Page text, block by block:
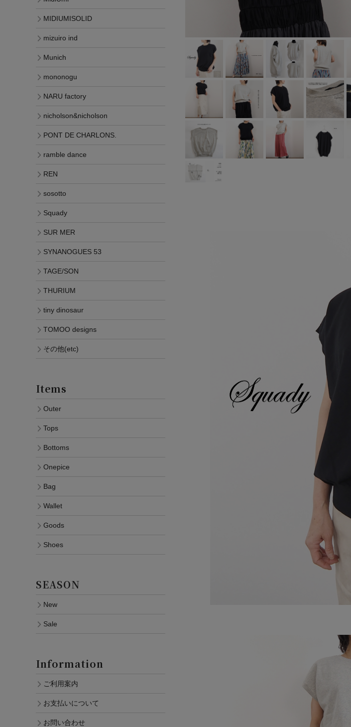
MARECHAL
TERRE
MidiUmi
MIDIUMISOL
ID
mizuiro ind
mononogu
Munic
sosotto
Squady
SUR MER
SYNANOGUE
S 53
TAGE/SON
THURIUM
tiny dinosaur
TOMOO
designs
その他(etc)
MIDIUMISOLID
mizuiro ind
Munich
mononogu
NARU factory
nicholson&nicholson
PONT DE CHARLONS.
ramble dance
REN
sosotto
Squady
SUR MER
SYNANOGUES 53
TAGE/SON
THURIUM
tiny dinosaur
TOMOO designs
その他(etc)
Items
Outer
Tops
Bottoms
Onepice
Bag
Wallet
Goods
Shoes
SEASON
New
Sale
Information
ご利用案内
お支払いについて
お問い合わせ